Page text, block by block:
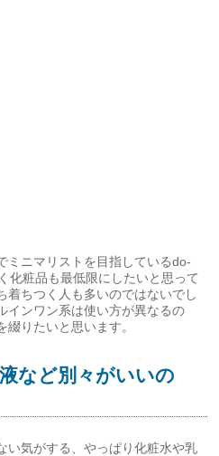
ミニマリストを目指しているdo-
化粧品も最低限にしたいと思って
着ちつく人も多いのではないでし
インワン系は使い方が異なるの
りたいと思います。
など別々がいいの
い気がする、やっぱり化粧水や乳